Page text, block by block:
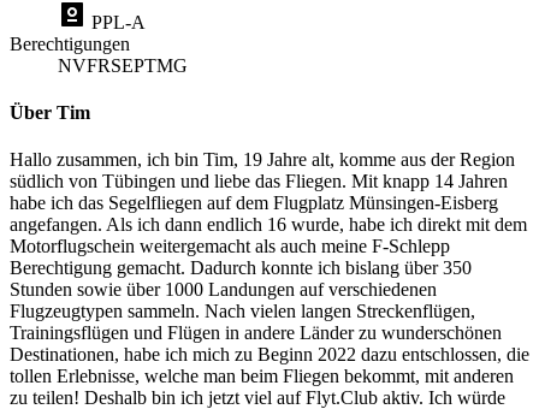
PPL-A
Berechtigungen
NVFRSEPTMG
Über Tim
Hallo zusammen, ich bin Tim, 19 Jahre alt, komme aus der Region
südlich von Tübingen und liebe das Fliegen. Mit knapp 14 Jahren
habe ich das Segelfliegen auf dem Flugplatz Münsingen-Eisberg
angefangen. Als ich dann endlich 16 wurde, habe ich direkt mit dem
Motorflugschein weitergemacht als auch meine F-Schlepp
Berechtigung gemacht. Dadurch konnte ich bislang über 350
Stunden sowie über 1000 Landungen auf verschiedenen
Flugzeugtypen sammeln. Nach vielen langen Streckenflügen,
Trainingsflügen und Flügen in andere Länder zu wunderschönen
Destinationen, habe ich mich zu Beginn 2022 dazu entschlossen, die
tollen Erlebnisse, welche man beim Fliegen bekommt, mit anderen
zu teilen! Deshalb bin ich jetzt viel auf Flyt.Club aktiv. Ich würde